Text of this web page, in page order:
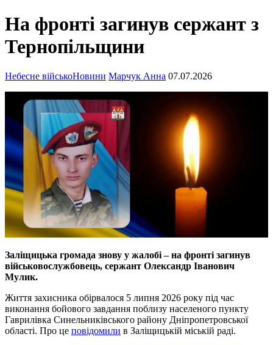
На фронті загинув сержант з
Тернопільщини
Небесне військоНовини Марчук Анна 07.07.2026
Заліщицька громада знову у жалобі – на фронті загинув
військовослужбовець, сержант Олександр Іванович
Мулик.
Життя захисника обірвалося 5 липня 2026 року під час
виконання бойового завдання поблизу населеного пункту
Гаврилівка Синельниківського району Дніпропетровської
області. Про це повідомили в Заліщицькій міській раді.